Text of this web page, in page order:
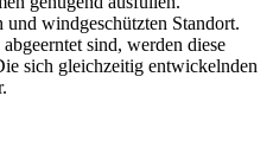
windgeschützten Standort.
sind, werden diese
sich gleichzeitig entwickelnden